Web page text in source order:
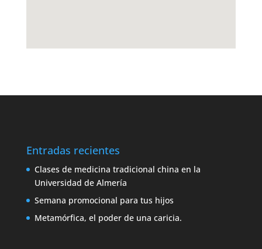
Entradas recientes
Clases de medicina tradicional china en la
Universidad de Almería
Semana promocional para tus hijos
Metamórfica, el poder de una caricia.